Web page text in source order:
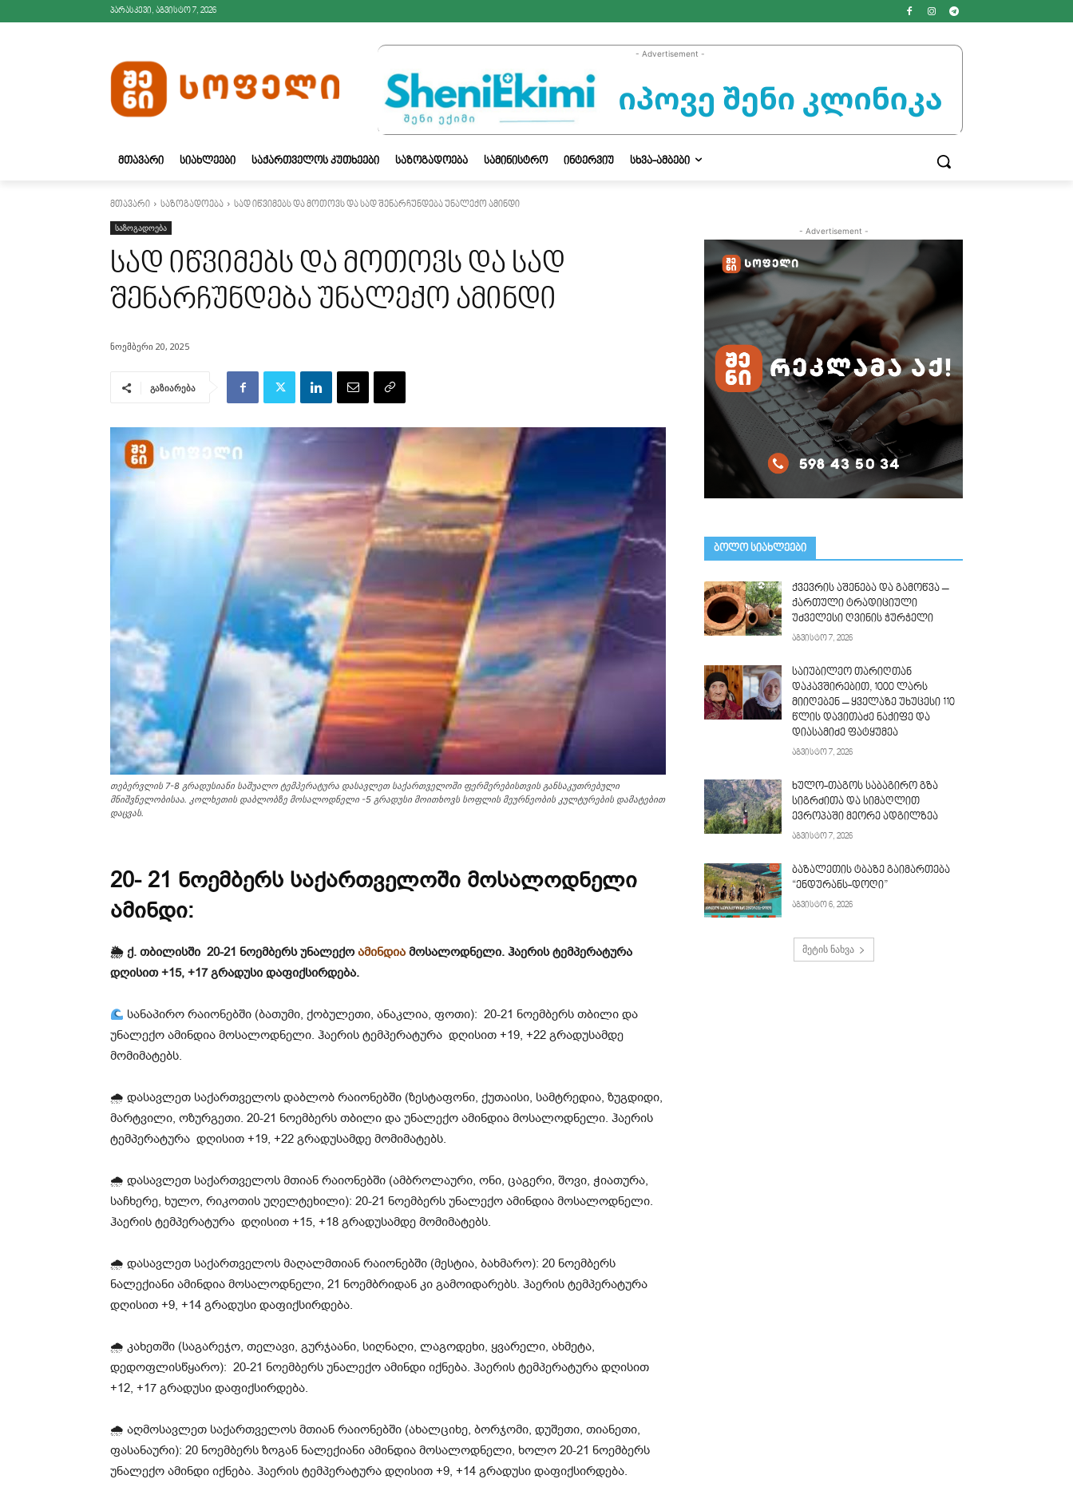
პარასკევი, აგვისტო 7, 2026
- Advertisement -
ᲛᲗᲐᲕᲐᲠᲘ ᲡᲘᲐᲮᲚᲔᲔᲑᲘ ᲡᲐᲥᲐᲠᲗᲕᲔᲚᲝᲡ ᲙᲣᲗᲮᲔᲔᲑᲘ ᲡᲐᲖᲝᲒᲐᲓᲝᲔᲑᲐ ᲡᲐᲛᲘᲜᲘᲡᲢᲠᲝ ᲘᲜᲢᲔᲠᲕᲘᲣ ᲡᲮᲕᲐ-ᲐᲛᲑᲔᲑᲘ
მთავარი საზოგადოება სად იწვიმებს და მოთოვს და სად შენარჩუნდება უნალექო ამინდი
საზოგადოება
სად იწვიმებს და მოთოვს და სად
შენარჩუნდება უნალექო ამინდი
ნოემბერი 20, 2025
გაზიარება
თებერვლის 7-8 გრადუსიანი საშუალო ტემპერატურა დასავლეთ საქართველოში ფერმერებისთვის განსაკუთრებული
მნიშვნელობისაა. კოლხეთის დაბლობზე მოსალოდნელი -5 გრადუსი მოითხოვს სოფლის მეურნეობის კულტურების დამატებით
დაცვას.
20- 21 ნოემბერს საქართველოში მოსალოდნელი
ამინდი:
🌦 ქ. თბილისში 20-21 ნოემბერს უნალექო ამინდია მოსალოდნელი. ჰაერის ტემპერატურა
დღისით +15, +17 გრადუსი დაფიქსირდება.
სანაპირო რაიონებში (ბათუმი, ქობულეთი, ანაკლია, ფოთი): 20-21 ნოემბერს თბილი და
უნალექო ამინდია მოსალოდნელი. ჰაერის ტემპერატურა დღისით +19, +22 გრადუსამდე
მომიმატებს.
🌧 დასავლეთ საქართველოს დაბლობ რაიონებში (ზესტაფონი, ქუთაისი, სამტრედია, ზუგდიდი,
მარტვილი, ოზურგეთი. 20-21 ნოემბერს თბილი და უნალექო ამინდია მოსალოდნელი. ჰაერის
ტემპერატურა დღისით +19, +22 გრადუსამდე მომიმატებს.
🌧 დასავლეთ საქართველოს მთიან რაიონებში (ამბროლაური, ონი, ცაგერი, შოვი, ჭიათურა,
საჩხერე, ხულო, რიკოთის უღელტეხილი): 20-21 ნოემბერს უნალექო ამინდია მოსალოდნელი.
ჰაერის ტემპერატურა დღისით +15, +18 გრადუსამდე მომიმატებს.
🌧 დასავლეთ საქართველოს მაღალმთიან რაიონებში (მესტია, ბახმარო): 20 ნოემბერს
ნალექიანი ამინდია მოსალოდნელი, 21 ნოემბრიდან კი გამოიდარებს. ჰაერის ტემპერატურა
დღისით +9, +14 გრადუსი დაფიქსირდება.
🌧 კახეთში (საგარეჯო, თელავი, გურჯაანი, სიღნაღი, ლაგოდეხი, ყვარელი, ახმეტა,
დედოფლისწყარო): 20-21 ნოემბერს უნალექო ამინდი იქნება. ჰაერის ტემპერატურა დღისით
+12, +17 გრადუსი დაფიქსირდება.
🌧 აღმოსავლეთ საქართველოს მთიან რაიონებში (ახალციხე, ბორჯომი, დუშეთი, თიანეთი,
ფასანაური): 20 ნოემბერს ზოგან ნალექიანი ამინდია მოსალოდნელი, ხოლო 20-21 ნოემბერს
უნალექო ამინდი იქნება. ჰაერის ტემპერატურა დღისით +9, +14 გრადუსი დაფიქსირდება.
- Advertisement -
ᲑᲝᲚᲝ ᲡᲘᲐᲮᲚᲔᲔᲑᲘ
ქვევრის აშენება და გამოწვა –
ქართული ტრადიციული
უძველესი ღვინის ჭურჭელი
აგვისტო 7, 2026
საიუბილეო თარიღთან
დაკავშირებით, 1000 ლარს
მიიღებენ – ყველაზე უხუცესი 110
წლის დავითაძე ნაქიფე და
დიასამიძე ფატყუმეა
აგვისტო 7, 2026
ხულო-თაგოს საბაგირო გზა
სიგრძითა და სიმაღლით
ევროპაში მეორე ადგილზეა
აგვისტო 7, 2026
ბაზალეთის ტბაზე გაიმართება
“ენდურანს-დოღი”
აგვისტო 6, 2026
მეტის ნახვა